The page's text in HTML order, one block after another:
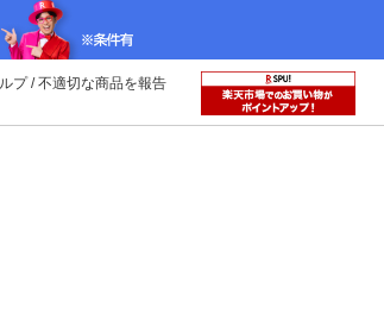
プ/不適切な商品を報告